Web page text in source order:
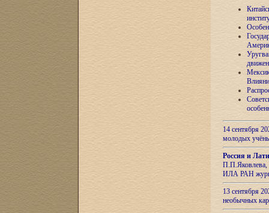
14 сентября
молодых
Россия и
П.П.Яковлева,
ИЛА РАН
13 сентября
необычных